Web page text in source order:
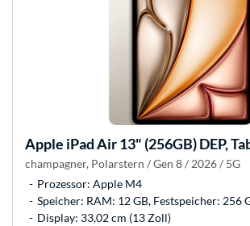
Apple iPad Air 13" (256GB) DEP,
champagner, Polarstern / Gen 8 / 2026 / 5G
Prozessor: Apple M4
Speicher: RAM: 12 GB, Festspeicher: 256
Display: 33,02 cm (13 Zoll)